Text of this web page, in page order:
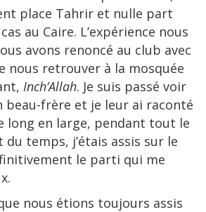
place Tahrir et nulle part
au Caire. L’expérience nous
avons renoncé au club avec
nous retrouver à la mosquée
Inch’Allah. Je suis passé voir
frère et je leur ai raconté
long en large, pendant tout le
temps, j’étais assis sur le
le parti qui me
nous étions toujours assis